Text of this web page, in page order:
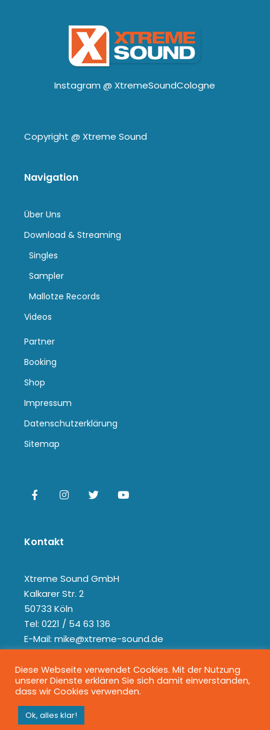
Instagram @ XtremeSoundCologne
Copyright @ Xtreme Sound
Navigation
Über Uns
Download & Streaming
Singles
Sampler
Mallotze Records
Videos
Partner
Booking
Shop
Impressum
Datenschutzerklärung
Sitemap
Kontakt
Xtreme Sound GmbH
Kalkarer Str. 2
50733 Köln
Tel: 0221 / 54 63 136
E-Mail: mike@xtreme-sound.de
Diese Webseite verwendet Cookies. Mit der Nutzung
unserer Dienste erklären Sie sich damit einverstanden,
dass wir Cookies verwenden.
Ok, alles klar!